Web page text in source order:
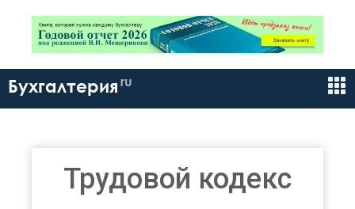
Бухгалтерия ru
Трудовой кодекс